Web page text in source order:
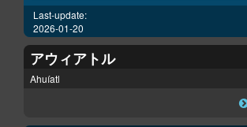
Last-update:
2026-01-20
アウィアトル
Ahuíatl